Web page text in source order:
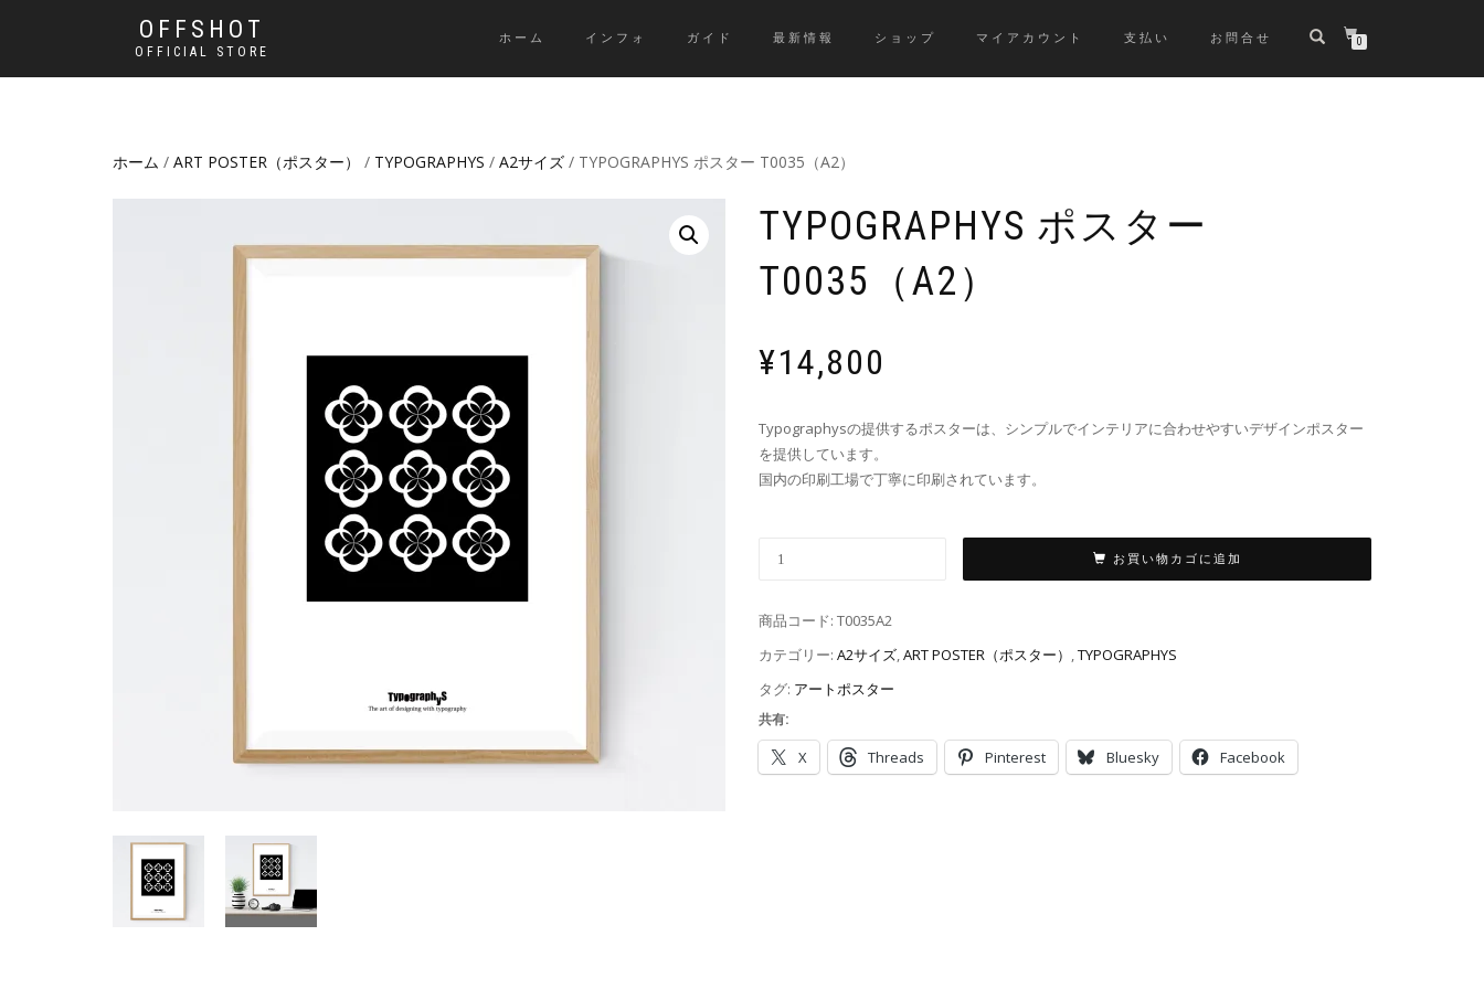
OFFSHOT
OFFICIAL STORE
ホーム インフォ ガイド 最新情報 ショップ マイアカウント 支払い お問合せ 0
ホーム / ART POSTER（ポスター） / TYPOGRAPHYS / A2サイズ / TYPOGRAPHYS ポスター T0035（A2）
TYPOGRAPHYS ポスター
T0035（A2）
¥14,800
Typographysの提供するポスターは、シンプルでインテリアに合わせやすいデザインポスター
を提供しています。
国内の印刷工場で丁寧に印刷されています。
お買い物カゴに追加
商品コード: T0035A2
カテゴリー: A2サイズ,ART POSTER（ポスター） ,TYPOGRAPHYS
タグ: アートポスター
共有:
X Threads Pinterest Bluesky Facebook